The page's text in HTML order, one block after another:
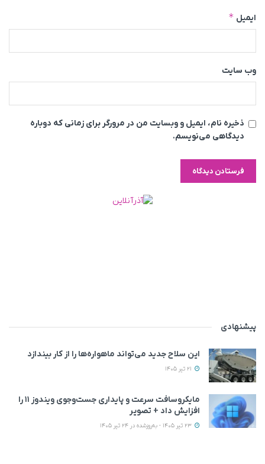
ایمیل *
وب‌ سایت
ذخیره نام، ایمیل و وبسایت من در مرورگر برای زمانی که دوباره
دیدگاهی می‌نویسم.
پیشنهادی
این سلاح جدید می‌تواند ماهواره‌ها را از کار بیندازد
مایکروسافت سرعت و پایداری جست‌وجوی ویندوز ۱۱ را
افزایش داد + تصویر